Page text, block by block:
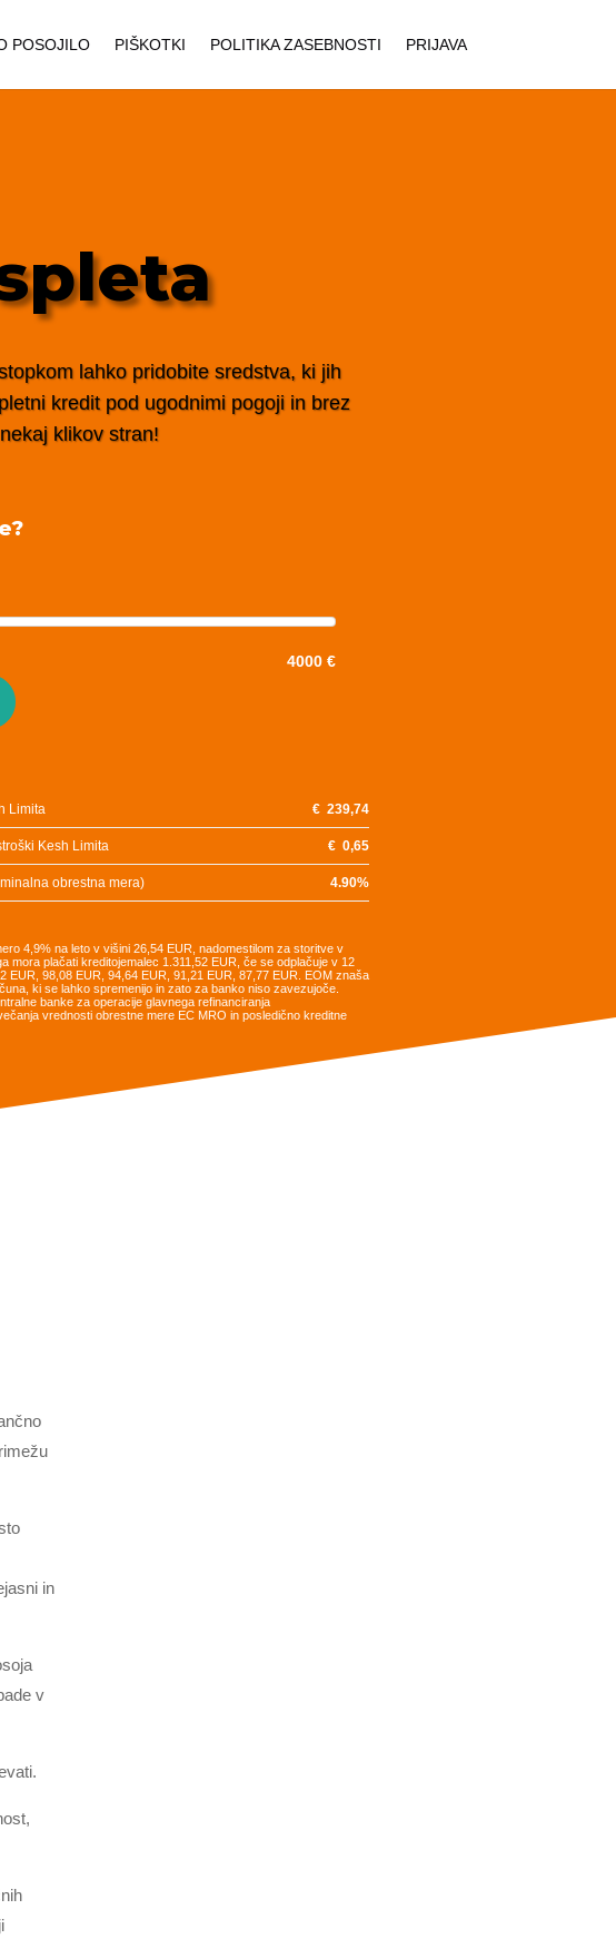
POSOJILO PIŠKOTKI POLITIKA ZASEBNOSTI PRIJAVA
lahko pridobite sredstva, ki jih
kredit pod ugodnimi pogoji in brez
klikov stran!
4000 €
Limita € 239,74
Kesh Limita € 0,65
obrestna mera) 4.90%
4,9% na leto v višini 26,54 EUR, nadomestilom za storitve v
mora plačati kreditojemalec 1.311,52 EUR, če se odplačuje v 12
EUR, 98,08 EUR, 94,64 EUR, 91,21 EUR, 87,77 EUR. EOM znaša
ki se lahko spremenijo in zato za banko niso zavezujoče.
banke za operacije glavnega refinanciranja
vrednosti obrestne mere EC MRO in posledično kreditne
in
v